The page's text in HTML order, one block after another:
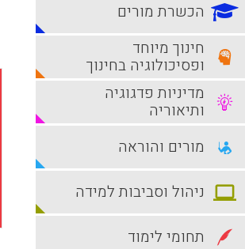
הכשרת מורים
חינוך מיוחד
ופסיכולוגיה בחינוך
מדיניות פדגוגיה
ותיאוריה
מורים והוראה
ניהול וסביבות למידה
תחומי לימוד